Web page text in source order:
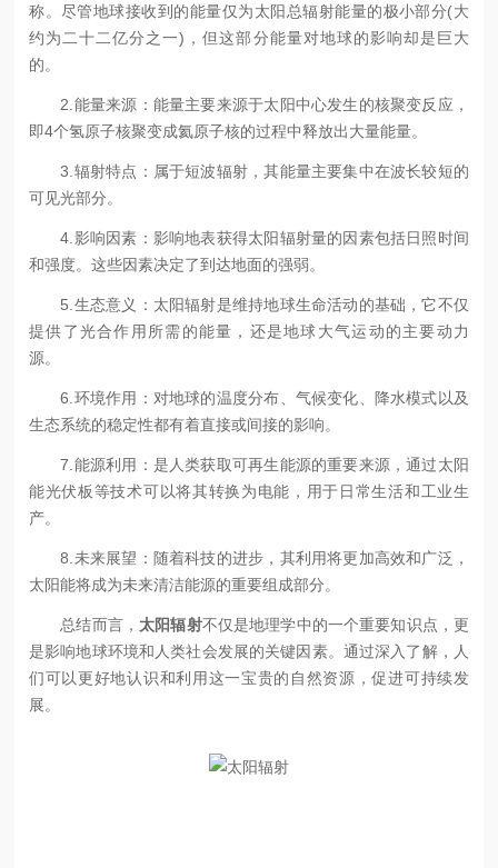
称。尽管地球接收到的能量仅为太阳总辐射能量的极小部分(大
约为二十二亿分之一)，但这部分能量对地球的影响却是巨大
的。
2.能量来源：能量主要来源于太阳中心发生的核聚变反应，
即4个氢原子核聚变成氦原子核的过程中释放出大量能量。
3.辐射特点：属于短波辐射，其能量主要集中在波长较短的
可见光部分。
4.影响因素：影响地表获得太阳辐射量的因素包括日照时间
和强度。这些因素决定了到达地面的强弱。
5.生态意义：太阳辐射是维持地球生命活动的基础，它不仅
提供了光合作用所需的能量，还是地球大气运动的主要动力
源。
6.环境作用：对地球的温度分布、气候变化、降水模式以及
生态系统的稳定性都有着直接或间接的影响。
7.能源利用：是人类获取可再生能源的重要来源，通过太阳
能光伏板等技术可以将其转换为电能，用于日常生活和工业生
产。
8.未来展望：随着科技的进步，其利用将更加高效和广泛，
太阳能将成为未来清洁能源的重要组成部分。
总结而言， 太阳辐射不仅是地理学中的一个重要知识点，更
是影响地球环境和人类社会发展的关键因素。通过深入了解，人
们可以更好地认识和利用这一宝贵的自然资源，促进可持续发
展。